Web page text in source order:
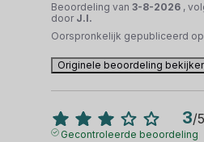
Beoordeling van 3-8-2026 ,
door J.I.
Oorspronkelijk gepubliceerd
Originele beoordeling
3/5
Gecontroleerde beoordeling